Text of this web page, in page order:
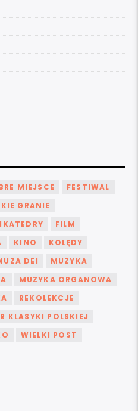
MIEJSCE
FESTIWAL
GRANIE
FILM
KINO
KOLĘDY
DEI
MUZYKA
MUZYKA ORGANOWA
REKOLEKCJE
KLASYKI POLSKIEJ
WIELKI POST